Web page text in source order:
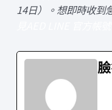
14日）。想即時收到